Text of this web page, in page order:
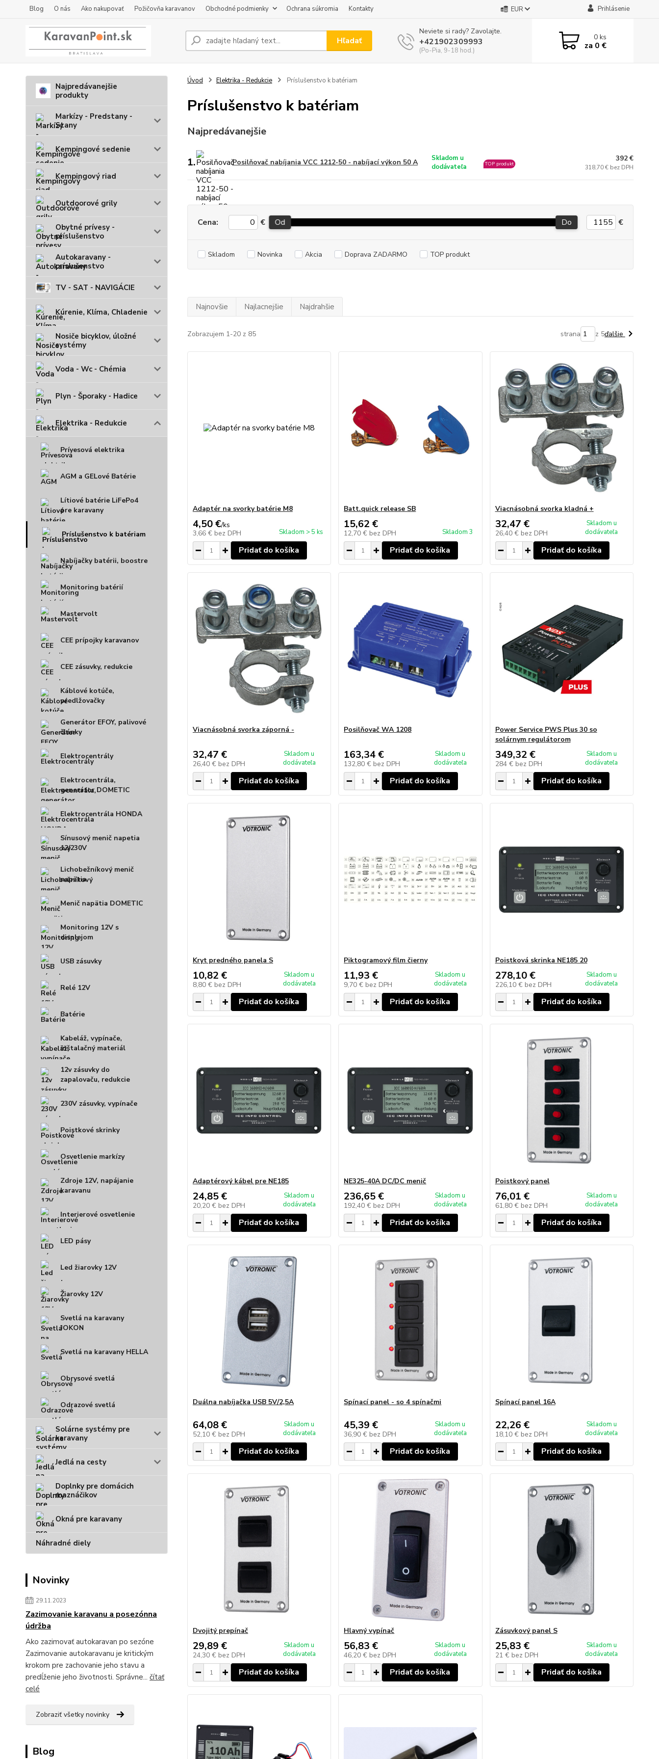
Blog O nás Ako nakupovať Požičovňa karavanov Obchodné podmienky Ochrana súkromia Kontakty EUR Prihlásenie
Hľadať
Neviete si rady? Zavolajte.
+421902309993
(Po-Pia, 9-18 hod.)
0ks
za 0 €
Najpredávanejšie
produkty
Markízy - Predstany -
Stany
Kempingové sedenie
Kempingový riad
Outdoorové grily
Obytné prívesy -
príslušenstvo
Autokaravany -
príslušenstvo
TV - SAT - NAVIGÁCIE
Kúrenie, Klíma, Chladenie
Nosiče bicyklov, úložné
systémy
Voda - Wc - Chémia
Plyn - Šporaky - Hadice
Elektrika - Redukcie
Prívesová elektrika
AGM a GELové Batérie
Lítiové batérie LiFePo4
pre karavany
Príslušenstvo k batériam
Nabíjačky batérii, boostre
Monitoring batérií
Mastervolt
CEE prípojky karavanov
CEE zásuvky, redukcie
Káblové kotúče,
predlžovačky
Generátor EFOY, palivové
články
Elektrocentrály
Elektrocentrála,
generátor DOMETIC
Elektrocentrála HONDA
Sínusový menič napetia
12/230V
Lichobežníkový menič
napätia
Menič napätia DOMETIC
Monitoring 12V s
displejom
USB zásuvky
Relé 12V
Batérie
Kabeláž, vypínače,
inštalačný materiál
12v zásuvky do
zapalovaču, redukcie
230V zásuvky, vypínače
Poistkové skrinky
Osvetlenie markízy
Zdroje 12V, napájanie
karavanu
Interierové osvetlenie
LED pásy
Led žiarovky 12V
Žiarovky 12V
Svetlá na karavany
JOKON
Svetlá na karavany HELLA
Obrysové svetlá
Odrazové svetlá
Solárne systémy pre
karavany
Jedlá na cesty
Doplnky pre domácich
maznáčikov
Okná pre karavany
Náhradné diely
Novinky
29.11.2023
Zazimovanie karavanu a posezónna
údržba
Ako zazimovať autokaravan po sezóne
Zazimovanie autokaravanu je kritickým
krokom pre zachovanie jeho stavu a
predĺženie jeho životnosti. Správne... čítať
celé
Zobraziť všetky novinky
Blog
Úvod Elektrika - Redukcie Príslušenstvo k batériam
Príslušenstvo k batériam
Najpredávanejšie
1. Posilňovač nabíjania VCC 1212-50 - nabíjací výkon 50 A
Skladom u
dodávateľa
TOP produkt
392 €
318,70 € bez DPH
Cena: € Od Do €
Skladom Novinka Akcia Doprava ZADARMO TOP produkt
Najnovšie Najlacnejšie Najdrahšie
Zobrazujem 1-20 z 85 strana z 5ďalšie
Adaptér na svorky batérie M8
4,50 €/ks
3,66 € bez DPH Skladom > 5 ks
Pridať do košíka
Batt.quick release SB
15,62 €
12,70 € bez DPH Skladom 3
Pridať do košíka
Viacnásobná svorka kladná +
32,47 €
26,40 € bez DPH
Skladom u
dodávateľa
Pridať do košíka
Viacnásobná svorka záporná -
32,47 €
26,40 € bez DPH
Skladom u
dodávateľa
Pridať do košíka
Posilňovač WA 1208
163,34 €
132,80 € bez DPH
Skladom u
dodávateľa
Pridať do košíka
Power Service PWS Plus 30 so
solárnym regulátorom
349,32 €
284 € bez DPH
Skladom u
dodávateľa
Pridať do košíka
Kryt predného panela S
10,82 €
8,80 € bez DPH
Skladom u
dodávateľa
Pridať do košíka
Piktogramový film čierny
11,93 €
9,70 € bez DPH
Skladom u
dodávateľa
Pridať do košíka
Poistková skrinka NE185 20
278,10 €
226,10 € bez DPH
Skladom u
dodávateľa
Pridať do košíka
Adaptérový kábel pre NE185
24,85 €
20,20 € bez DPH
Skladom u
dodávateľa
Pridať do košíka
NE325-40A DC/DC menič
236,65 €
192,40 € bez DPH
Skladom u
dodávateľa
Pridať do košíka
Poistkový panel
76,01 €
61,80 € bez DPH
Skladom u
dodávateľa
Pridať do košíka
Duálna nabíjačka USB 5V/2,5A
64,08 €
52,10 € bez DPH
Skladom u
dodávateľa
Pridať do košíka
Spínací panel - so 4 spínačmi
45,39 €
36,90 € bez DPH
Skladom u
dodávateľa
Pridať do košíka
Spínací panel 16A
22,26 €
18,10 € bez DPH
Skladom u
dodávateľa
Pridať do košíka
Dvojitý prepínač
29,89 €
24,30 € bez DPH
Skladom u
dodávateľa
Pridať do košíka
Hlavný vypínač
56,83 €
46,20 € bez DPH
Skladom u
dodávateľa
Pridať do košíka
Zásuvkový panel S
25,83 €
21 € bez DPH
Skladom u
dodávateľa
Pridať do košíka